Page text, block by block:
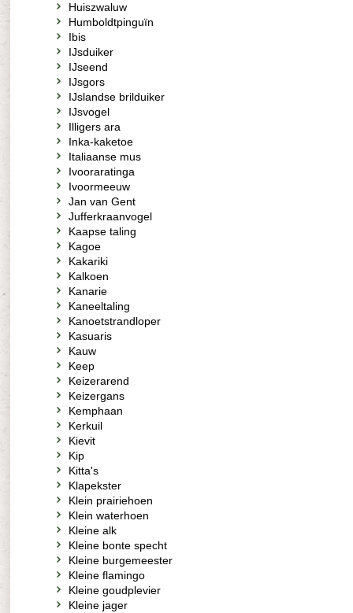
Huiszwaluw
Humboldtpinguïn
Ibis
IJsduiker
IJseend
IJsgors
IJslandse brilduiker
IJsvogel
Illigers ara
Inka-kaketoe
Italiaanse mus
Ivooraratinga
Ivoormeeuw
Jan van Gent
Jufferkraanvogel
Kaapse taling
Kagoe
Kakariki
Kalkoen
Kanarie
Kaneeltaling
Kanoetstrandloper
Kasuaris
Kauw
Keep
Keizerarend
Keizergans
Kemphaan
Kerkuil
Kievit
Kip
Kitta's
Klapekster
Klein prairiehoen
Klein waterhoen
Kleine alk
Kleine bonte specht
Kleine burgemeester
Kleine flamingo
Kleine goudplevier
Kleine jager